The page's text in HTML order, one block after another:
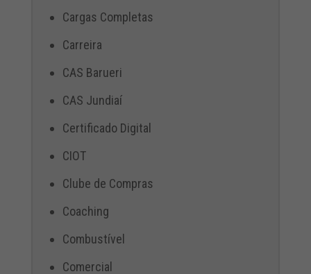
Cargas Completas
Carreira
CAS Barueri
CAS Jundiaí
Certificado Digital
CIOT
Clube de Compras
Coaching
Combustível
Comercial